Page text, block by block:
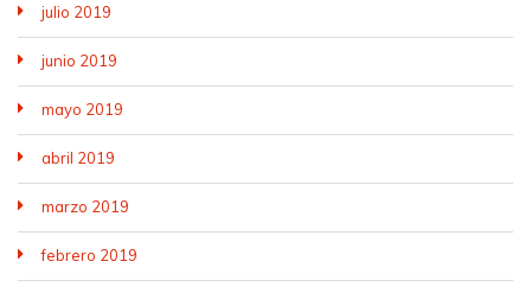
julio 2019
junio 2019
mayo 2019
abril 2019
marzo 2019
febrero 2019